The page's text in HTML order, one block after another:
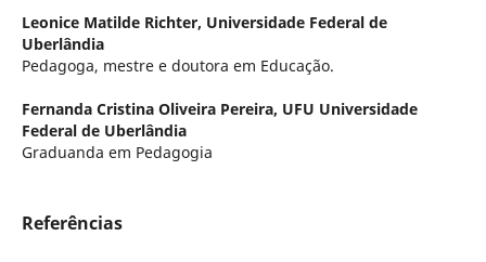
Leonice Matilde Richter, Universidade Federal de
Uberlândia
Pedagoga, mestre e doutora em Educação.
Fernanda Cristina Oliveira Pereira, UFU Universidade
Federal de Uberlândia
Graduanda em Pedagogia
Referências